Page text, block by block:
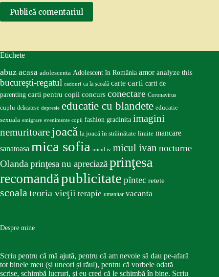
Publică comentariul
Etichete
abuz acasa adolescenta Adolescent în România amor analyze this
bucureşti-regatul cadouri ca la școală carte carti carti de
parenting carti pentru copii concurs conectare Coronavirus
cuplu delicatese depresie educatie cu blandete educatie
sexuala emigrare evenimente copii fashion gradinita imagini
nemuritoare joacă la joacă în străinătate limite mancare
sanatoasa mica sofia micul iv micul ivan nocturne
Olandaprinţesa nu apreciazăprinţesa
recomandăpublicitate pîntec retete
scoalateoria vieţii terapie umanitar vacanta
Despre mine
Scriu pentru că mă ajută, pentru că am nevoie să dau pe-afară
tot binele meu (și uneori și răul), pentru că vorbele odată
scrise, schimbă lucruri, și eu cred că le schimbă în bine. Scriu